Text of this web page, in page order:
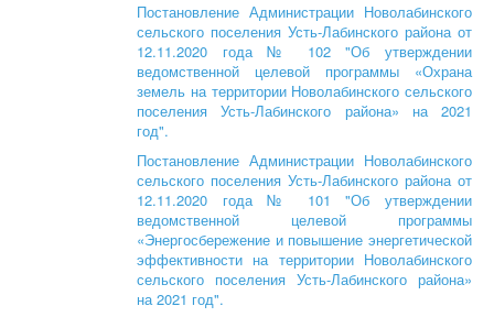
Постановление Администрации Новолабинского
сельского поселения Усть-Лабинского района от
12.11.2020 года № 102 "Об утверждении
ведомственной целевой программы «Охрана
земель на территории Новолабинского сельского
поселения Усть-Лабинского района» на 2021
год".
Постановление Администрации Новолабинского
сельского поселения Усть-Лабинского района от
12.11.2020 года № 101 "Об утверждении
ведомственной целевой программы
«Энергосбережение и повышение энергетической
эффективности на территории Новолабинского
сельского поселения Усть-Лабинского района»
на 2021 год".